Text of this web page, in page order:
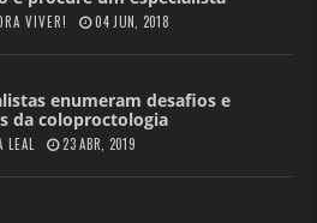
VIVER! 04 JUN, 2018
enumeram desafios e
da coloproctologia
LEAL 23 ABR, 2019